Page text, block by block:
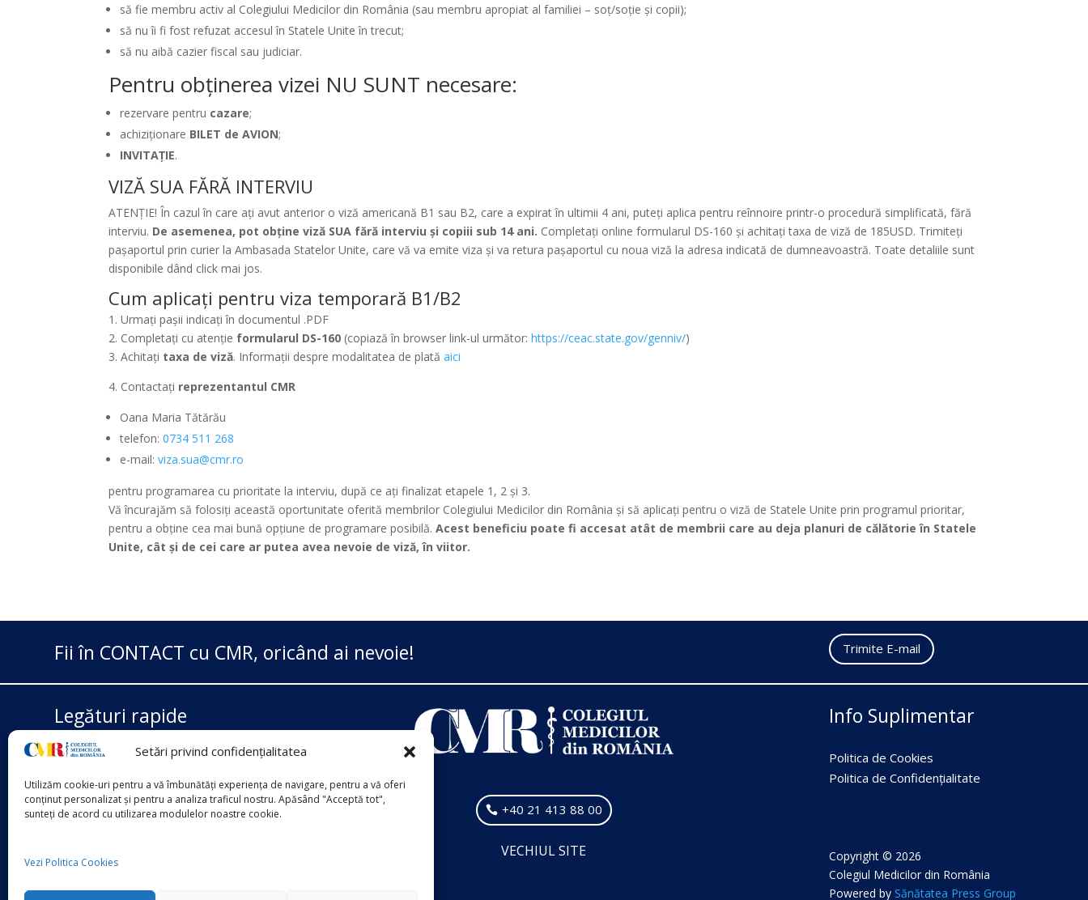
Setări privind confidențialitatea
Utilizăm cookie-uri pentru a vă îmbunătăți experiența de navigare, pentru a vă oferi
conținut personalizat și pentru a analiza traficul nostru. Apăsând "Acceptă tot",
sunteți de acord cu utilizarea modulelor noastre cookie.
Vezi Politica Cookies
să fie membru activ al Colegiului Medicilor din România (sau membru apropiat al familiei – soț/soție și copii);
să nu îi fi fost refuzat accesul în Statele Unite în trecut;
să nu aibă cazier fiscal sau judiciar.
Pentru obținerea vizei NU SUNT necesare:
rezervare pentru cazare;
achiziționare BILET de AVION;
INVITAȚIE.
VIZĂ SUA FĂRĂ INTERVIU
ATENȚIE! În cazul în care ați avut anterior o viză americană B1 sau B2, care a expirat în ultimii 4 ani, puteți aplica pentru reînnoire printr-o procedură simplificată, fără
interviu. De asemenea, pot obține viză SUA fără interviu și copiii sub 14 ani. Completați online formularul DS-160 și achitați taxa de viză de 185USD. Trimiteți
pașaportul prin curier la Ambasada Statelor Unite, care vă va emite viza și va retura pașaportul cu noua viză la adresa indicată de dumneavoastră. Toate detaliile sunt
disponibile dând click mai jos.
Cum aplicați pentru viza temporară B1/B2
1. Urmați pașii indicați în documentul .PDF
2. Completați cu atenție formularul DS-160 (copiază în browser link-ul următor:https://ceac.state.gov/genniv/)
3. Achitați taxa de viză. Informații despre modalitatea de plată aici
4. Contactați reprezentantul CMR
Oana Maria Tătărău
telefon: 0734 511 268
e-mail: viza.sua@cmr.ro
pentru programarea cu prioritate la interviu, după ce ați finalizat etapele 1, 2 și 3.
Vă încurajăm să folosiți această oportunitate oferită membrilor Colegiului Medicilor din România și să aplicați pentru o viză de Statele Unite prin programul prioritar,
pentru a obține cea mai bună opțiune de programare posibilă. Acest beneficiu poate fi accesat atât de membrii care au deja planuri de călătorie în Statele
Unite, cât și de cei care ar putea avea nevoie de viză, în viitor.
Fii în CONTACT cu CMR, oricând ai nevoie! Trimite E-mail
Legături rapide
Ministerul Sănătății
Casa Națională de Asigurări
ANMCS
ANMDMR
+40 21 413 88 00
VECHIUL SITE
Info Suplimentar
Politica de Cookies
Politica de Confidențialitate
Copyright © 2026
Colegiul Medicilor din România
Powered by Sănătatea Press Group